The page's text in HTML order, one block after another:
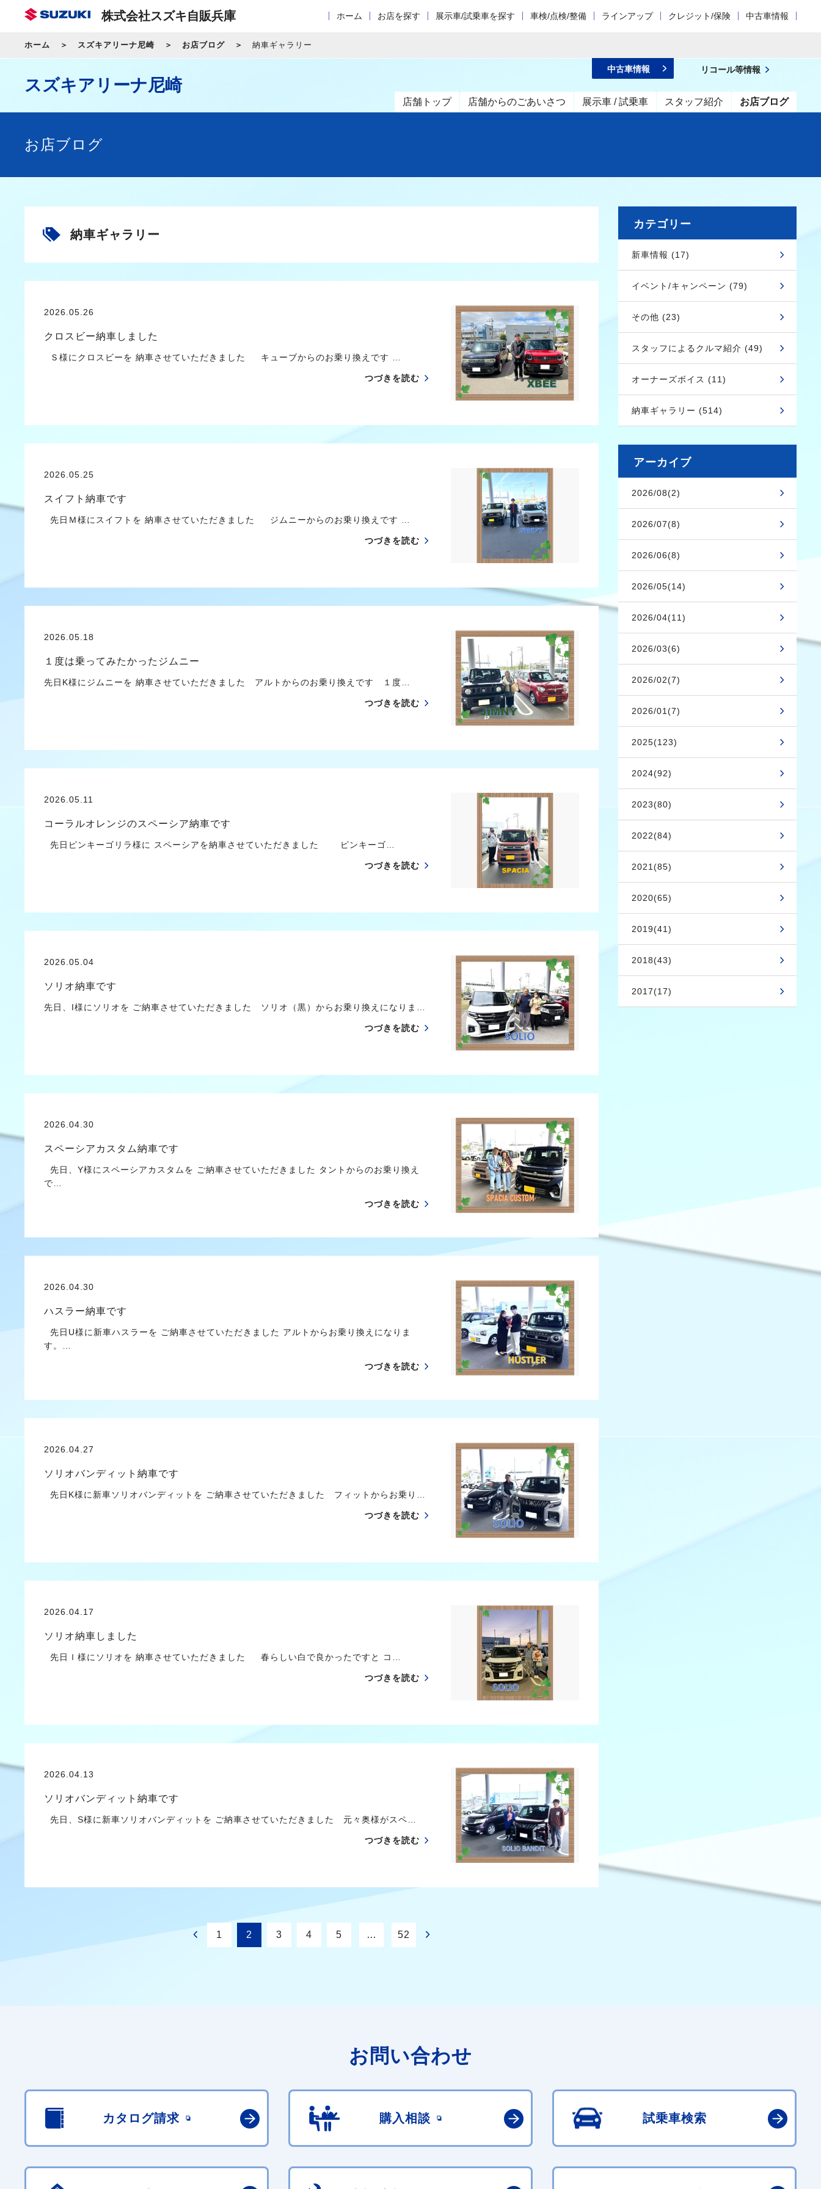
株式会社スズキ自販兵庫 ホーム お店を探す 展示車/試乗車を探す 車検/点検/整備 ラインアップ クレジット/保険 中古車情報
ホーム スズキアリーナ尼崎 お店ブログ 納車ギャラリー
スズキアリーナ尼崎
店舗トップ 店舗からのごあいさつ 展示車 / 試乗車 スタッフ紹介 お店ブログ
中古車情報 リコール等情報
お店ブログ
納車ギャラリー
2026.05.26
クロスビー納車しました
Ｓ様にクロスビーを 納車させていただきました キューブからのお乗り換えです …
つづきを読む
2026.05.25
スイフト納車です
先日Ｍ様にスイフトを 納車させていただきました ジムニーからのお乗り換えです …
つづきを読む
2026.05.18
１度は乗ってみたかったジムニー
先日K様にジムニーを 納車させていただきました アルトからのお乗り換えです １度…
つづきを読む
2026.05.11
コーラルオレンジのスペーシア納車です
先日ピンキーゴリラ様に スペーシアを納車させていただきました ピンキーゴ…
つづきを読む
2026.05.04
ソリオ納車です
先日、I様にソリオを ご納車させていただきました ソリオ（黒）からお乗り換えになりま…
つづきを読む
2026.04.30
スペーシアカスタム納車です
先日、Y様にスペーシアカスタムを ご納車させていただきました タントからのお乗り換え
で…
つづきを読む
2026.04.30
ハスラー納車です
先日U様に新車ハスラーを ご納車させていただきました アルトからお乗り換えになりま
す。…
つづきを読む
2026.04.27
ソリオバンディット納車です
先日K様に新車ソリオバンディットを ご納車させていただきました フィットからお乗り…
つづきを読む
2026.04.17
ソリオ納車しました
先日Ｉ様にソリオを 納車させていただきました 春らしい白で良かったですと コ…
つづきを読む
2026.04.13
ソリオバンディット納車です
先日、S様に新車ソリオバンディットを ご納車させていただきました 元々奥様がスペ…
つづきを読む
1 2 3 4 5 … 52
カテゴリー
新車情報 (17)
イベント/キャンペーン (79)
その他 (23)
スタッフによるクルマ紹介 (49)
オーナーズボイス (11)
納車ギャラリー (514)
アーカイブ
2026/08(2)
2026/07(8)
2026/06(8)
2026/05(14)
2026/04(11)
2026/03(6)
2026/02(7)
2026/01(7)
2025(123)
2024(92)
2023(80)
2022(84)
2021(85)
2020(65)
2019(41)
2018(43)
2017(17)
お問い合わせ
カタログ請求 購入相談 試乗車検索